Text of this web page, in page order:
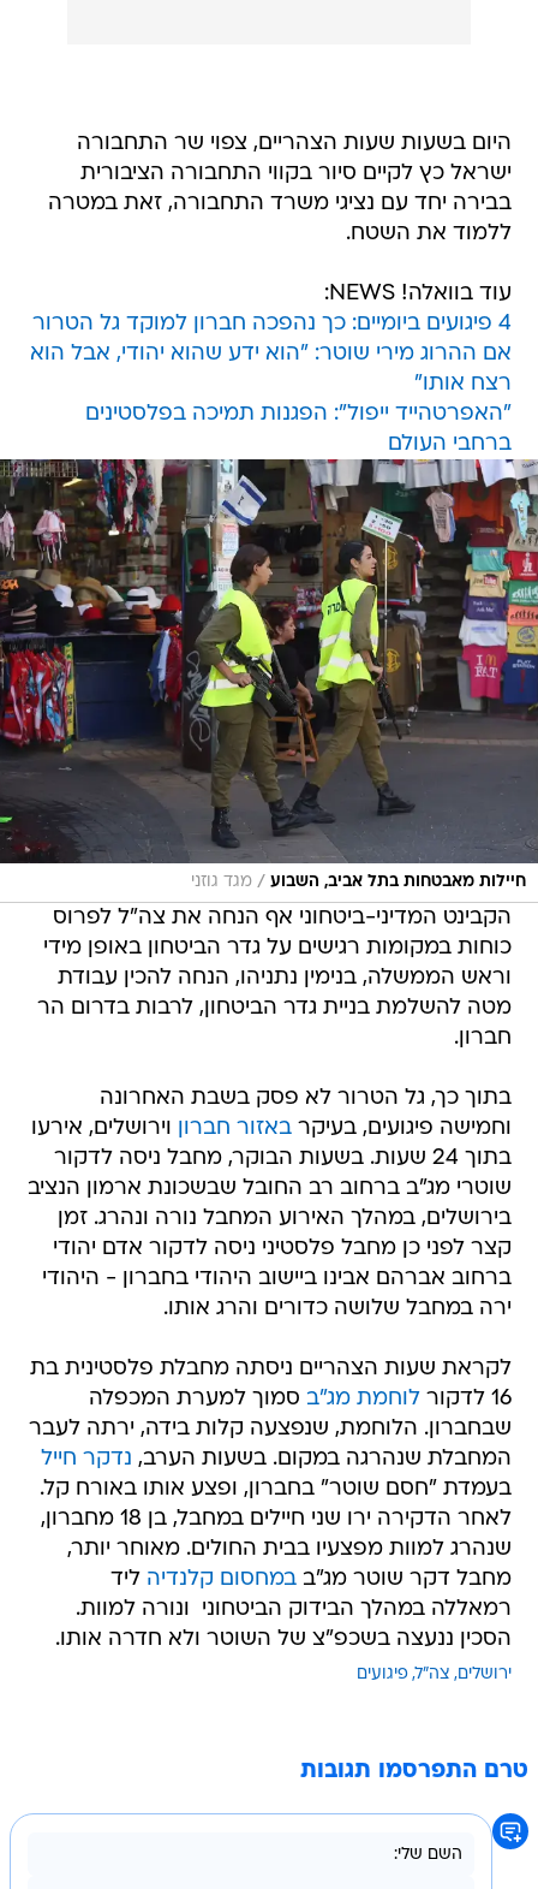
היום בשעות שעות הצהריים, צפוי שר התחבורה
ישראל כץ לקיים סיור בקווי התחבורה הציבורית
בבירה יחד עם נציגי משרד התחבורה, זאת במטרה
ללמוד את השטח.
עוד בוואלה! NEWS:
4 פיגועים ביומיים: כך נהפכה חברון למוקד גל הטרור
אם ההרוג מירי שוטר: "הוא ידע שהוא יהודי, אבל הוא
רצח אותו"
"האפרטהייד ייפול": הפגנות תמיכה בפלסטינים
ברחבי העולם
חיילות מאבטחות בתל אביב, השבוע / מגד גוזני
הקבינט המדיני-ביטחוני אף הנחה את צה"ל לפרוס
כוחות במקומות רגישים על גדר הביטחון באופן מידי
וראש הממשלה, בנימין נתניהו, הנחה להכין עבודת
מטה להשלמת בניית גדר הביטחון, לרבות בדרום הר
חברון.
בתוך כך, גל הטרור לא פסק בשבת האחרונה
וחמישה פיגועים, בעיקרבאזור חברון וירושלים, אירעו
בתוך 24 שעות. בשעות הבוקר, מחבל ניסה לדקור
שוטרי מג"ב ברחוב רב החובל שבשכונת ארמון הנציב
בירושלים, במהלך האירוע המחבל נורה ונהרג. זמן
קצר לפני כן מחבל פלסטיני ניסה לדקור אדם יהודי
ברחוב אברהם אבינו ביישוב היהודי בחברון - היהודי
ירה במחבל שלושה כדורים והרג אותו.
לקראת שעות הצהריים ניסתה מחבלת פלסטינית בת
16 לדקור
לוחמת מג"ב סמוך למערת המכפלה
שבחברון. הלוחמת, שנפצעה קלות בידה, ירתה לעבר
המחבלת שנהרגה במקום. בשעות הערב, נדקר חייל
בעמדת "חסם שוטר" בחברון, ופצע אותו באורח קל.
לאחר הדקירה ירו שני חיילים במחבל, בן 18 מחברון,
שנהרג למוות מפצעיו בבית החולים. מאוחר יותר,
מחבל דקר שוטר מג"בבמחסום קלנדיה ליד
רמאללה במהלך הבידוק הביטחוני  ונורה למוות.
הסכין ננעצה בשכפ"צ של השוטר ולא חדרה אותו.
ירושלים צה"ל פיגועים
טרם התפרסמו תגובות